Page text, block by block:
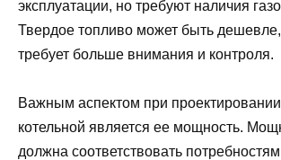
эксплуатации, но требуют наличия
Твердое топливо может быть
требует больше внимания и контроля.
Важным аспектом при
котельной является ее мощность.
должна соответствовать